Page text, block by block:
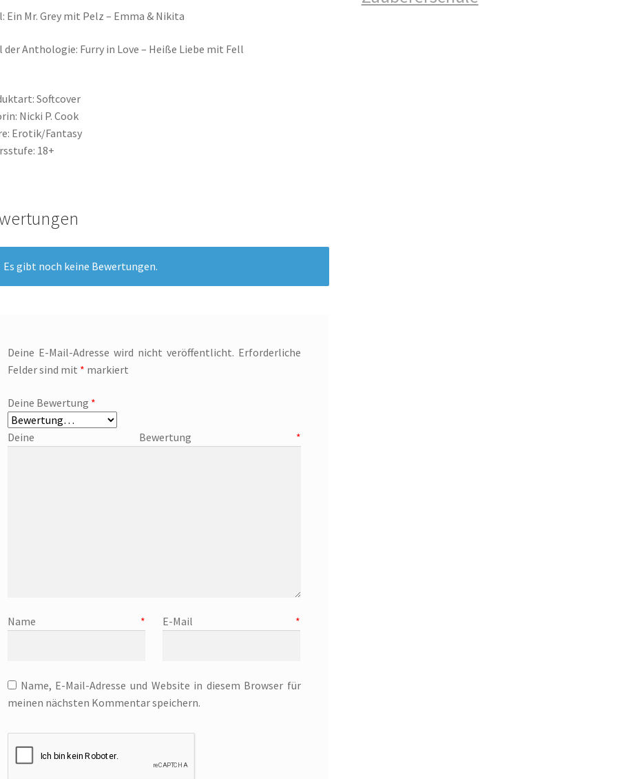
€
Ein Mr. Grey mit Pelz – Emma & Nikita
Anthologie: Furry in Love – Heiße Liebe mit Fell
Softcover
Nicki P. Cook
Erotik/Fantasy
18+
Es gibt noch keine Bewertungen.
Deine E-Mail-Adresse wird nicht veröffentlicht. Erforderliche
Felder sind mit * markiert
Deine Bewertung *
Deine Bewertung *
Name * E-Mail *
Name, E-Mail-Adresse und Website in diesem Browser für
meinen nächsten Kommentar speichern.